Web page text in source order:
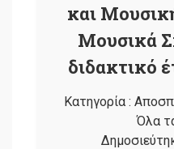
και
Μουσικά
διδακτικό
Κατηγορία :
Όλα